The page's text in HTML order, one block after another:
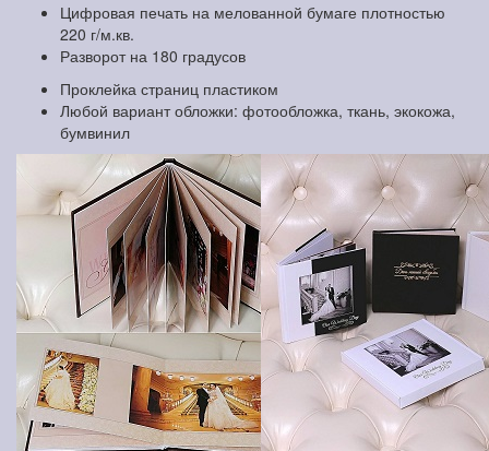
Цифровая печать на мелованной бумаге плотностью
220 г/м.кв.
Разворот на 180 градусов
Проклейка страниц пластиком
Любой вариант обложки: фотообложка, ткань, экокожа,
бумвинил